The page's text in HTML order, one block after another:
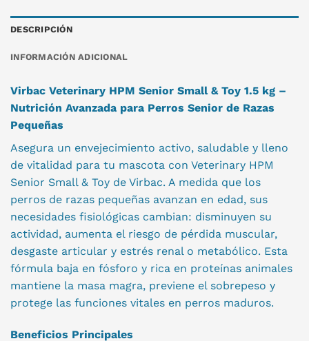
DESCRIPCIÓN
INFORMACIÓN ADICIONAL
Virbac Veterinary HPM Senior Small & Toy 1.5 kg –
Nutrición Avanzada para Perros Senior de Razas
Pequeñas
Asegura un envejecimiento activo, saludable y lleno
de vitalidad para tu mascota con Veterinary HPM
Senior Small & Toy de Virbac. A medida que los
perros de razas pequeñas avanzan en edad, sus
necesidades fisiológicas cambian: disminuyen su
actividad, aumenta el riesgo de pérdida muscular,
desgaste articular y estrés renal o metabólico. Esta
fórmula baja en fósforo y rica en proteínas animales
mantiene la masa magra, previene el sobrepeso y
protege las funciones vitales en perros maduros.
Beneficios Principales